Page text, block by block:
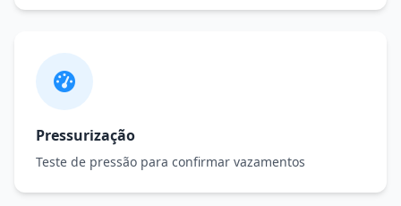
Pressurização
Teste de pressão para confirmar vazamentos